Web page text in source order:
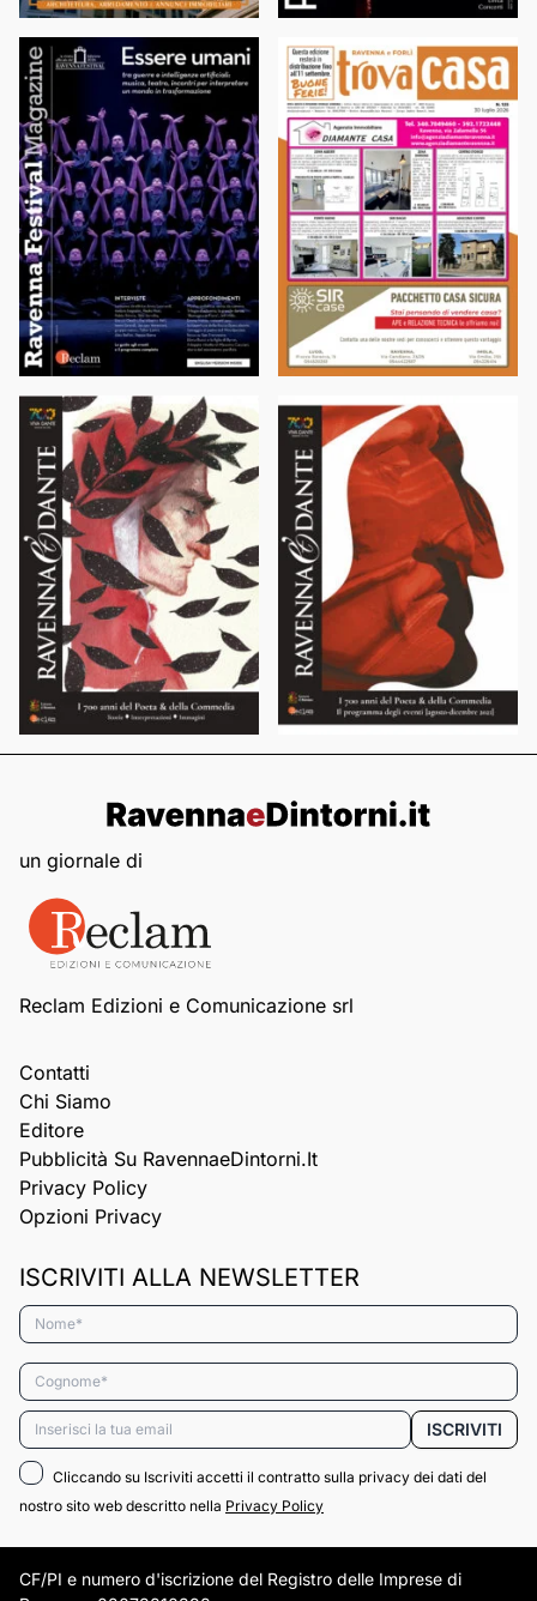
un giornale di
Reclam Edizioni e Comunicazione srl
Contatti
Chi Siamo
Editore
Pubblicità Su RavennaeDintorni.it
Privacy Policy
Opzioni Privacy
ISCRIVITI ALLA NEWSLETTER
Nome*
Cognome*
Email* ISCRIVITI
Cliccando su Iscriviti accetti il contratto sulla privacy dei dati del
nostro sito web descritto nella Privacy Policy
CF/PI e numero d'iscrizione del Registro delle Imprese di